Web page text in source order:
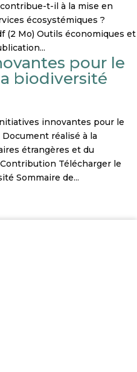
t-il à la mise en
écosystémiques ?
(2 Mo) Outils économiques et
pour le
biodiversité
innovantes pour le
réalisé à la
étrangères et du
Télécharger le
Sommaire de...